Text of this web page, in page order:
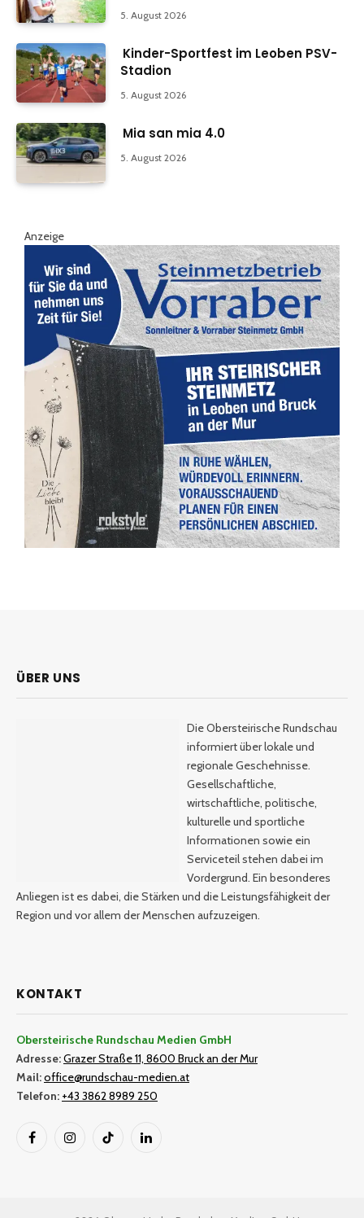
5. August 2026
Kinder-Sportfest im Leoben PSV-
Stadion
5. August 2026
Mia san mia 4.0
5. August 2026
Anzeige
ÜBER UNS
Die Obersteirische Rundschau
informiert über lokale und
regionale Geschehnisse.
Gesellschaftliche,
wirtschaftliche, politische,
kulturelle und sportliche
Informationen sowie ein
Serviceteil stehen dabei im
Vordergrund. Ein besonderes
Anliegen ist es dabei, die Stärken und die Leistungsfähigkeit der
Region und vor allem der Menschen aufzuzeigen.
KONTAKT
Obersteirische Rundschau Medien GmbH
Adresse:Grazer Straße 11, 8600 Bruck an der Mur
Mail:office@rundschau-medien.at
Telefon: +43 3862 8989 250
FacebookInstagramTikTok LinkedIn